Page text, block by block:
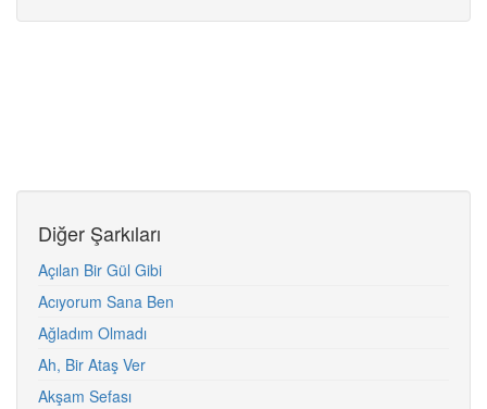
Diğer Şarkıları
Açılan Bir Gül Gibi
Acıyorum Sana Ben
Ağladım Olmadı
Ah, Bir Ataş Ver
Akşam Sefası